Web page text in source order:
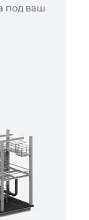
под ваш